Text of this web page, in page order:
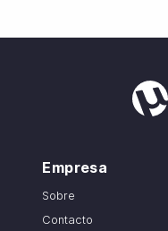
Empresa
Sobre
Contacto